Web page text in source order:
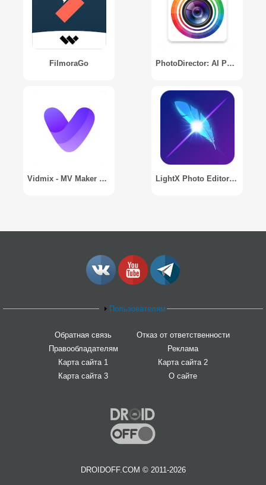
FilmoraGo PhotoDirector: AI Photo Editor
Vidmix - MV Maker & AI Art LightX Photo Editor & Photo Effects
Пользователям
Обратная связь
Отказ от ответственности
Правообладателям
Реклама
Карта сайта 1
Карта сайта 2
Карта сайта 3
О сайте
DROIDOFF.COM © 2011-2026